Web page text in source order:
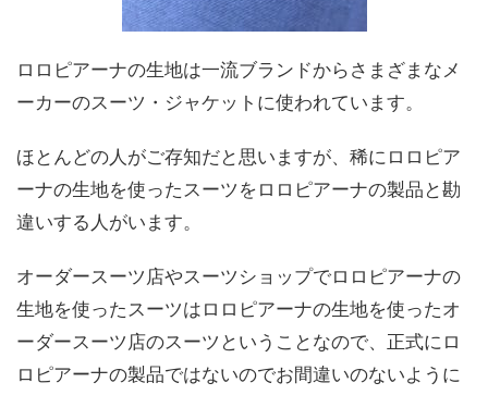
ロロピアーナの生地は一流ブランドからさまざまなメ
ーカーのスーツ・ジャケットに使われています。
ほとんどの人がご存知だと思いますが、稀にロロピア
ーナの生地を使ったスーツをロロピアーナの製品と勘
違いする人がいます。
オーダースーツ店やスーツショップでロロピアーナの
生地を使ったスーツはロロピアーナの生地を使ったオ
ーダースーツ店のスーツということなので、正式にロ
ロピアーナの製品ではないのでお間違いのないように